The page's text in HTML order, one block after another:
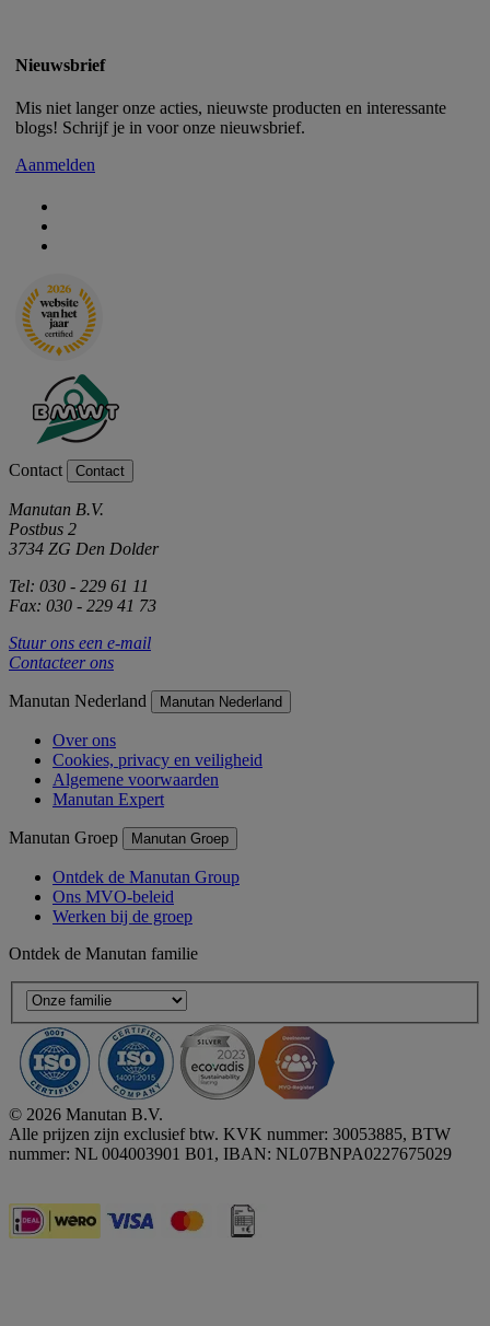
Nieuwsbrief
Mis niet langer onze acties, nieuwste producten en interessante
blogs! Schrijf je in voor onze nieuwsbrief.
Aanmelden
Contact Contact
Manutan B.V.
Postbus 2
3734 ZG Den Dolder
Tel: 030 - 229 61 11
Fax: 030 - 229 41 73
Stuur ons een e-mail
Contacteer ons
Manutan Nederland Manutan Nederland
Over ons
Cookies, privacy en veiligheid
Algemene voorwaarden
Manutan Expert
Manutan Groep Manutan Groep
Ontdek de Manutan Group
Ons MVO-beleid
Werken bij de groep
Ontdek de Manutan familie
© 2026 Manutan B.V.
Alle prijzen zijn exclusief btw. KVK nummer: 30053885, BTW
nummer: NL 004003901 B01, IBAN: NL07BNPA0227675029